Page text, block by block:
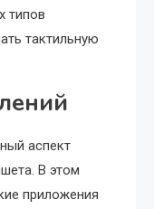
типов
тактильную
аспект
В этом
приложения